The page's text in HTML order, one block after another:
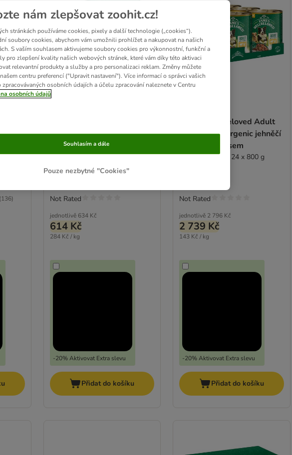
s
(136)
Free Hypoalergenic jehněčí
a kuřecí se zeleninou
výhodné balení: 24 x 90 g
jednotlivě 634 Kč
614 Kč
284 Kč / kg
-20% Aktivovat Extra slevu
Not Rated
Přidat do košíku
James Wellbeloved Adult
Dog Hypoallergenic jehněčí
s kuřecím masem
Výhodné balení: 24 x 800 g
jednotlivě 2 796 Kč
2 739 Kč
143 Kč / kg
-20% Aktivovat Extra slevu
Not Rated
Přidat do košíku
nám zlepšovat zoohit.cz!
stránkách používáme cookies, pixely a další technologie („cookies“).
soubory cookies, abychom vám umožnili prohlížet a nakupovat na našich
S vaším souhlasem aktivujeme soubory cookies pro výkonnostní, funkční a
pro zlepšení kvality našich webových stránek, které vám díky této aktivaci
relevantní produkty a služby a pro personalizaci reklam. Změny můžete
centru preferencí ("Upravit nastavení"). Více informací o správci vašich
osobních údajích a účelu zpracování naleznete v Centru
osobních údajů
Pouze nezbytné "Cookies"
Souhlasím a dále